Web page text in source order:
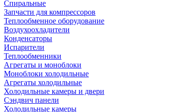
Спиральные
Запчасти для компрессоров
Теплообменное оборудование
Воздухоохладители
Конденсаторы
Испарители
Теплообменники
Агрегаты и моноблоки
Моноблоки холодильные
Агрегаты холодильные
Холодильные камеры и двери
Сэндвич панели
Холодильные камеры